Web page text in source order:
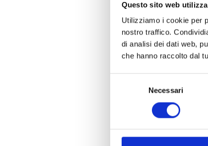
Questo sito web
Utilizziamo i cookie per
nostro traffico.
di analisi dei dati web,
che hanno raccolto dal
Necessari
A differenza di altri premi
premi seguono
Businesswoman of the Year,
Misurabili.
La nostra
Per Lara Botta e per il
logistiche protettive che